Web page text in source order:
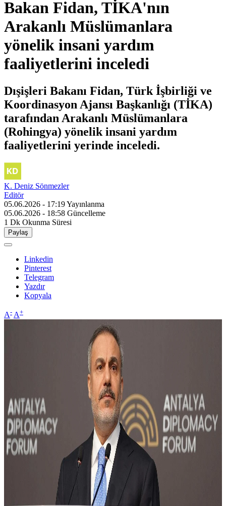
Bakan Fidan, TİKA'nın
Arakanlı Müslümanlara
yönelik insani yardım
faaliyetlerini inceledi
Dışişleri Bakanı Fidan, Türk İşbirliği ve
Koordinasyon Ajansı Başkanlığı (TİKA)
tarafından Arakanlı Müslümanlara
(Rohingya) yönelik insani yardım
faaliyetlerini yerinde inceledi.
K. Deniz Sönmezler
Editör
05.06.2026 - 17:19Yayınlanma
05.06.2026 - 18:58 Güncelleme
1 Dk Okunma Süresi
Paylaş
Linkedin
Pinterest
Telegram
Yazdır
Kopyala
A- A+